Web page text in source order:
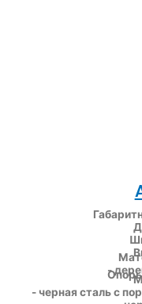
-
- черная сталь с